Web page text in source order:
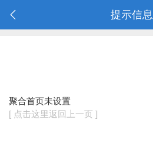
提示信息
聚合首页未设置
[ 点击这里返回上一页 ]